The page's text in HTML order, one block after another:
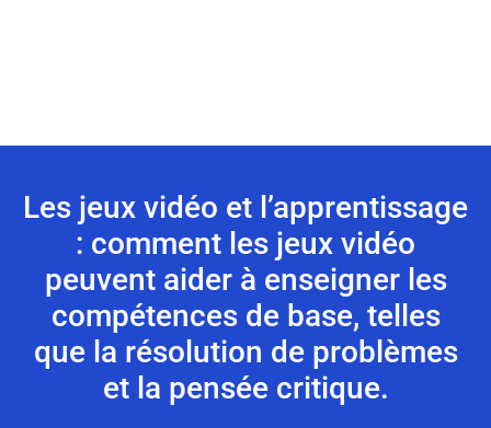
Les jeux vidéo et l’apprentissage
: comment les jeux vidéo
peuvent aider à enseigner les
compétences de base, telles
que la résolution de problèmes
et la pensée critique.